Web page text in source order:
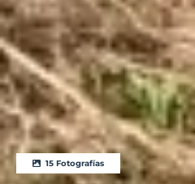
15 Fotografías